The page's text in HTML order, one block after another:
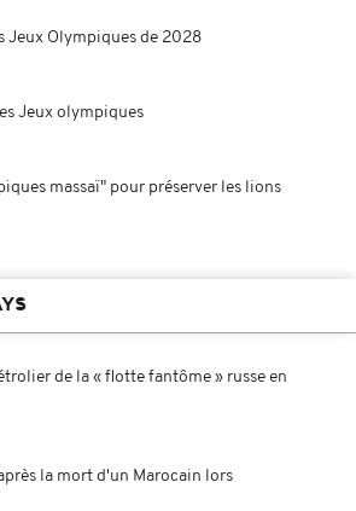
Jeux Olympiques de 2028
Jeux olympiques
massaï" pour préserver les lions
de la « flotte fantôme » russe en
la mort d'un Marocain lors